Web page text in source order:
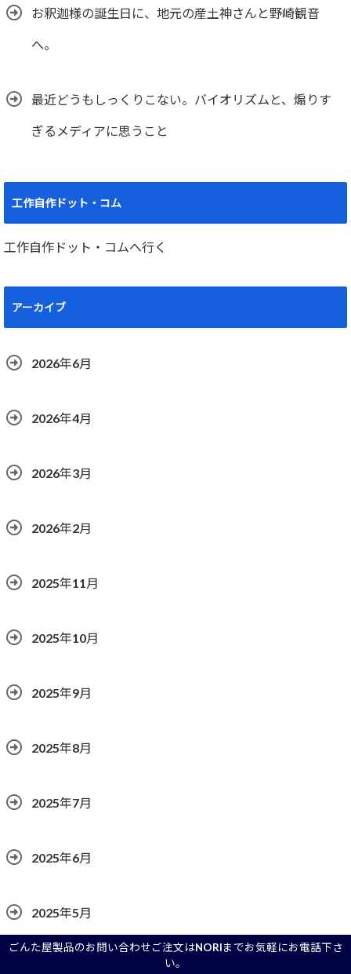
ごんた屋製品のお問い合わせご注文はNORIまでお気軽にお電話下さ
い。
お釈迦様の誕生日に、地元の産土神さんと野崎観音
へ。
最近どうもしっくりこない。バイオリズムと、煽りす
ぎるメディアに思うこと
工作自作ドット・コム
工作自作ドット・コムへ行く
アーカイブ
2026年6月
2026年4月
2026年3月
2026年2月
2025年11月
2025年10月
2025年9月
2025年8月
2025年7月
2025年6月
2025年5月